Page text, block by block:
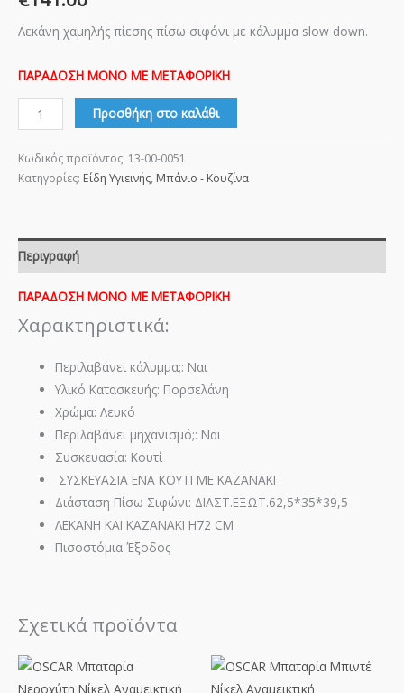
Λεκάνη χαμηλής πίεσης πίσω σιφόνι με κάλυμμα slow down.
ΠΑΡΑΔΟΣΗ ΜΟΝΟ ΜΕ ΜΕΤΑΦΟΡΙΚΗ
Μηχανισμό
Προσθήκη στο καλάθι
Κωδικός προϊόντος: 13-00-0051
Κατηγορίες: Είδη Υγιεινής, Μπάνιο - Κουζίνα
Περιγραφή
ΠΑΡΑΔΟΣΗ ΜΟΝΟ ΜΕ ΜΕΤΑΦΟΡΙΚΗ
Χαρακτηριστικά:
Περιλαβάνει κάλυμμα;: Ναι
Υλικό Κατασκευής: Πορσελάνη
Χρώμα: Λευκό
Περιλαβάνει μηχανισμό;: Ναι
Συσκευασία: Κουτί
ΣΥΣΚΕΥΑΣΙΑ ΕΝΑ ΚΟΥΤΙ ΜΕ ΚΑΖΑΝΑΚΙ
Διάσταση Πίσω Σιφώνι: ΔΙΑΣΤ.ΕΞΩΤ.62,5*35*39,5
ΛΕΚΑΝΗ ΚΑΙ ΚΑΖΑΝΑΚΙ H72 CM
Πισοστόμια Έξοδος
Σχετικά προϊόντα